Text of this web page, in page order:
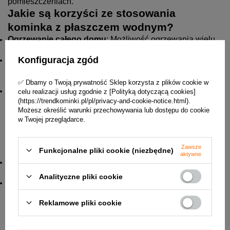
Jakie są korzyści ze stosowania
kominka z płaszczem wodnym?
Ogrzewanie całego domu: Możliwość ogrzewania wielu
Wydajność energetyczna
grzejniki.
Oszczędności: Rachunki za ogrzewanie można obniżyć
poprzez optymalizację wykorzystania zasobów.
Czy są jakieś wady?
Koszt instalacji: Początkowa instalacja może być droższa
w porównaniu do standardowych kominków.
: Wymaga profesjonalnej instalacji i regularnej
konserwacji w celu zapewnienia optymalnej wydajności.
Jak dbać o kominek?
Konfiguracja zgód
✅ Dbamy o Twoją prywatność Sklep korzysta z plików cookie w
celu realizacji usług zgodnie z [Polityką dotyczącą cookies]
(https://trendkominki.pl/pl/privacy-and-cookie-notice.html).
Możesz określić warunki przechowywania lub dostępu do cookie
w Twojej przeglądarce.
Funkcjonalne pliki cookie (niezbędne)
Zawsze
aktywne
Analityczne pliki cookie
Reklamowe pliki cookie